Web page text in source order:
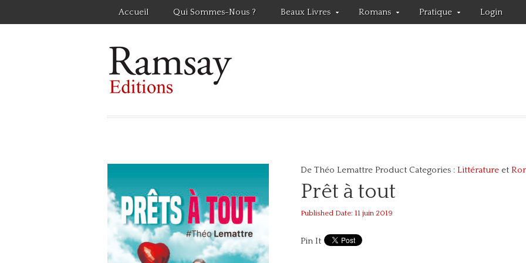
Accueil Qui Sommes-Nous ? Beaux Livres Romans Pratique Login
De Théo LemattreProduct Categories :Littérature et
Prêt à tout
Published Date: 11 juin 2019
Pin It